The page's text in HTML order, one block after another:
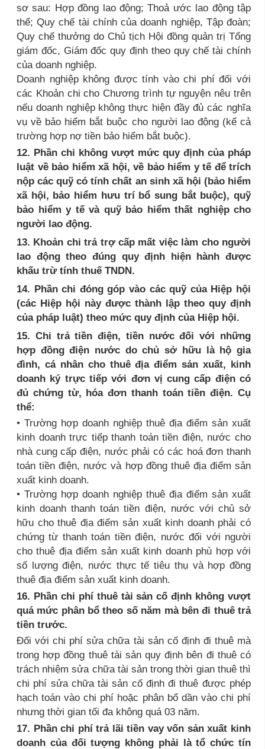
sơ sau: Hợp đồng lao động; Thoả ước lao động tập
thể; Quy chế tài chính của doanh nghiệp, Tập đoàn;
Quy chế thưởng do Chủ tịch Hội đồng quản trị Tổng
giám đốc, Giám đốc quy định theo quy chế tài chính
của doanh nghiệp.
Doanh nghiệp không được tính vào chi phí đối với
các Khoản chi cho Chương trình tự nguyện nêu trên
nếu doanh nghiệp không thực hiện đầy đủ các nghĩa
vụ về bảo hiểm bắt buộc cho người lao động (kể cả
trường hợp nợ tiền bảo hiểm bắt buộc).
12. Phần chi không vượt mức quy định của pháp
luật về bảo hiểm xã hội, về bảo hiểm y tế để trích
nộp các quỹ có tính chất an sinh xã hội (bảo hiểm
xã hội, bảo hiểm hưu trí bổ sung bắt buộc), quỹ
bảo hiểm y tế và quỹ bảo hiểm thất nghiệp cho
người lao động.
13. Khoản chi trả trợ cấp mất việc làm cho người
lao động theo đúng quy định hiện hành được
khấu trừ tính thuế TNDN.
14. Phần chi đóng góp vào các quỹ của Hiệp hội
(các Hiệp hội này được thành lập theo quy định
của pháp luật) theo mức quy định của Hiệp hội.
15. Chi trả tiền điện, tiền nước đối với những
hợp đồng điện nước do chủ sở hữu là hộ gia
đình, cá nhân cho thuê địa điểm sản xuất, kinh
doanh ký trực tiếp với đơn vị cung cấp điện có
đủ chứng từ, hóa đơn thanh toán tiền điện. Cụ
thể:
• Trường hợp doanh nghiệp thuê địa điểm sản xuất
kinh doanh trực tiếp thanh toán tiền điện, nước cho
nhà cung cấp điện, nước phải có các hoá đơn thanh
toán tiền điện, nước và hợp đồng thuê địa điểm sản
xuất kinh doanh.
• Trường hợp doanh nghiệp thuê địa điểm sản xuất
kinh doanh thanh toán tiền điện, nước với chủ sở
hữu cho thuê địa điểm sản xuất kinh doanh phải có
chứng từ thanh toán tiền điện, nước đối với người
cho thuê địa điểm sản xuất kinh doanh phù hợp với
số lượng điện, nước thực tế tiêu thụ và hợp đồng
thuê địa điểm sản xuất kinh doanh.
16. Phần chi phí thuê tài sản cố định không vượt
quá mức phân bổ theo số năm mà bên đi thuê trả
tiền trước.
Đối với chi phí sửa chữa tài sản cố định đi thuê mà
trong hợp đồng thuê tài sản quy định bên đi thuê có
trách nhiệm sửa chữa tài sản trong thời gian thuê thì
chi phí sửa chữa tài sản cố định đi thuê được phép
hạch toán vào chi phí hoặc phân bổ dần vào chi phí
nhưng thời gian tối đa không quá 03 năm.
17. Phần chi phí trả lãi tiền vay vốn sản xuất kinh
doanh của đối tượng không phải là tổ chức tín